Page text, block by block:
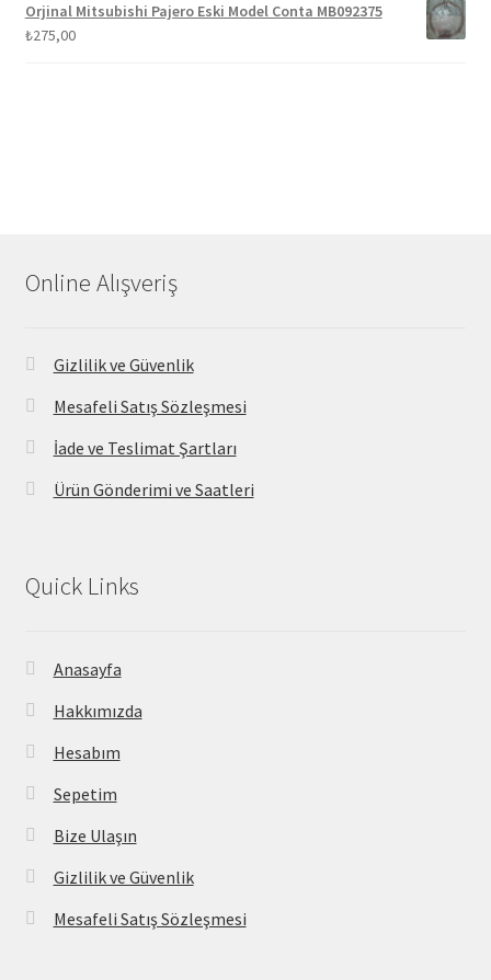
Orjinal Mitsubishi Pajero Eski Model Conta MB092375
₺275,00
Online Alışveriş
Gizlilik ve Güvenlik
Mesafeli Satış Sözleşmesi
İade ve Teslimat Şartları
Ürün Gönderimi ve Saatleri
Quick Links
Anasayfa
Hakkımızda
Hesabım
Sepetim
Bize Ulaşın
Gizlilik ve Güvenlik
Mesafeli Satış Sözleşmesi